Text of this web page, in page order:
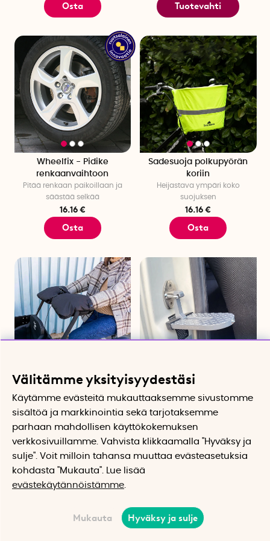
Osta Tuotevahti
Wheelfix - Pidike
renkaanvaihtoon
Pitää renkaan paikoillaan ja
säästää selkää
16.16 €
Osta
Sadesuoja polkupyörän
koriin
Heijastava ympäri koko
suojuksen
16.16 €
Osta
Käsineet laatikkopyörää
varten
lastenvaunuille ja
laatikkopyörille
alkaen 62.06 €
Osta
Nousuporras auton oveen
Auttaa yltämään auton katolle
35.86 €
Osta
Välitämme yksityisyydestäsi
Käytämme evästeitä mukauttaaksemme sivustomme
sisältöä ja markkinointia sekä tarjotaksemme
parhaan mahdollisen käyttökokemuksen
verkkosivuillamme. Vahvista klikkaamalla "Hyväksy ja
sulje". Voit milloin tahansa muuttaa evästeasetuksia
kohdasta "Mukauta". Lue lisää
evästekäytännöistämme
Mukauta Hyväksy ja sulje